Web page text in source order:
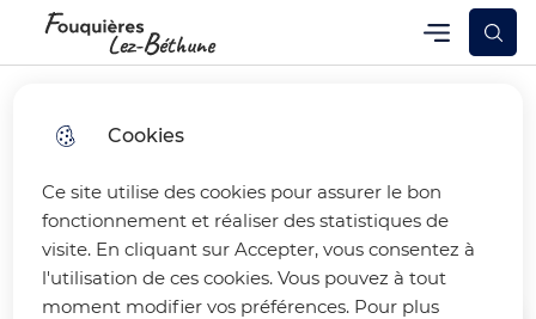
Cookies
Ce site utilise des cookies pour assurer le bon
fonctionnement et réaliser des statistiques de
visite. En cliquant sur Accepter, vous consentez à
l'utilisation de ces cookies. Vous pouvez à tout
moment modifier vos préférences. Pour plus
Skip
menu
to
search
principal
Skip to
site
map
Fouquières-lez-Béthune Menu principal
Menu
Les actes d'Etat-Civil